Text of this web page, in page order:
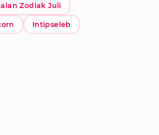
Zodiak Juli
Intipseleb